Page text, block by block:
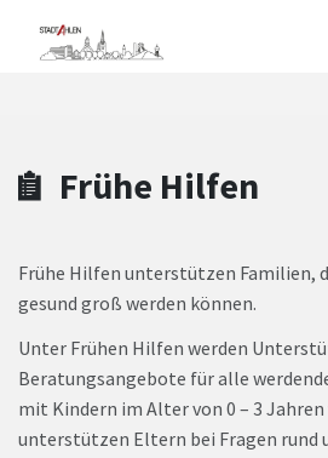
Zum Header
Zum Hauptinhalt
Zum Footer
Zum Hauptinhalt springen
Frühe Hilfen
Frühe Hilfen unterstützen Familien,
gesund groß werden können.
Unter Frühen Hilfen werden
Beratungsangebote für alle
mit Kindern im Alter von 0 – 3 Jahren
unterstützen Eltern bei Fragen rund